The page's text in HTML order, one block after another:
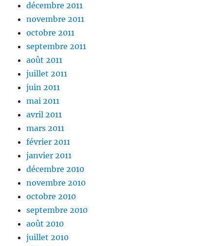
décembre 2011
novembre 2011
octobre 2011
septembre 2011
août 2011
juillet 2011
juin 2011
mai 2011
avril 2011
mars 2011
février 2011
janvier 2011
décembre 2010
novembre 2010
octobre 2010
septembre 2010
août 2010
juillet 2010